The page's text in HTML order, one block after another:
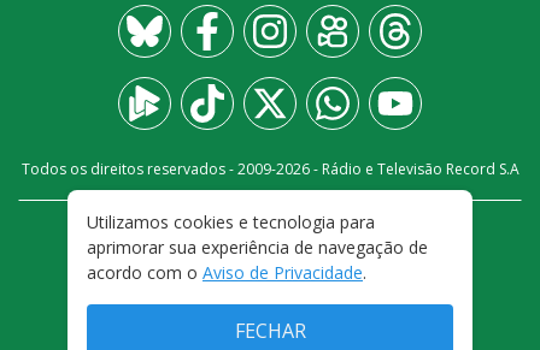
Todos os direitos reservados - 2009-2026- Rádio e Televisão Record S.A
FALE CONOSCO
PRIVACIDADE
TERMOS E CONDIÇÕES DE USO
Utilizamos cookies e tecnologia para
aprimorar sua experiência de navegação de
acordo com o Aviso de Privacidade.
FECHAR